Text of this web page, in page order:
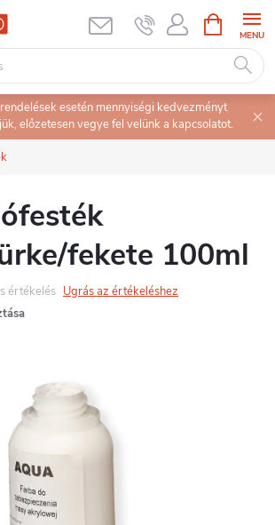
KOSÁR
esetén mennyiségi kedvezményt
előzetesen vegye fel velünk a kapcsolatot.
fekete 100ml
értékelés Ugrás az értékeléshez